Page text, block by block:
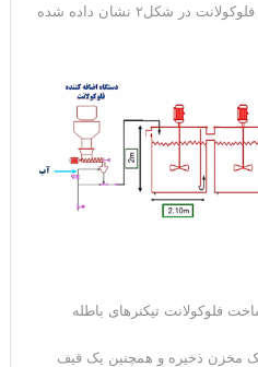
باشد. شماتیکی از سیستم ساخت فلوکولانت در شکل۲ نشان داده شده
مخزن ذخیره و همچنین یک قیف